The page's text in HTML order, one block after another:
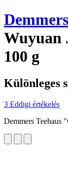
Wuyuan
100 g
Különleges
3 Eddigi értékelés
Demmers Teehaus